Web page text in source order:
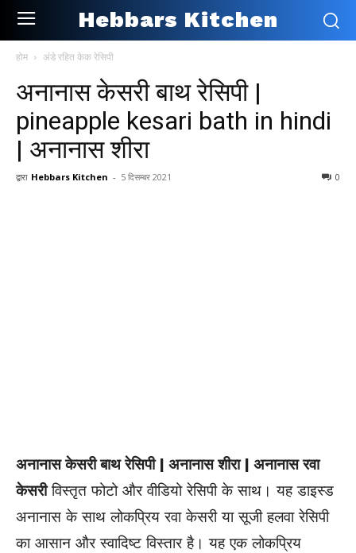
Hebbars Kitchen
होम अंडे रहित केक रेसिपी
अनानास केसरी बाथ रेसिपी |
pineapple kesari bath in hindi
| अनानास शीरा
द्वारा Hebbars Kitchen - 5 दिसम्बर 2021 0
अनानास केसरी बाथ रेसिपी | अनानास शीरा | अनानास रवा
केसरीविस्तृत फोटो और वीडियो रेसिपी के साथ। यह डाइस्ड
अनानास के साथ लोकप्रिय रवा केसरी या सूजी हलवा रेसिपी
का आसान और स्वादिष्ट विस्तार है। यह एक लोकप्रिय